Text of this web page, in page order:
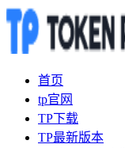
首页
tp官网
TP下载
TP最新版本